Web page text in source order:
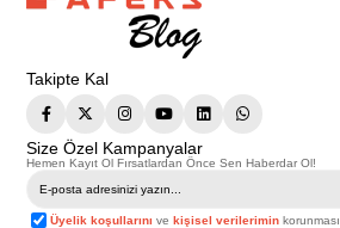
Takipte Kal
Size Özel Kampanyalar
Hemen Kayıt Ol Fırsatlardan Önce Sen Haberdar Ol!
Üyelik koşullarını vekişisel verilerimin